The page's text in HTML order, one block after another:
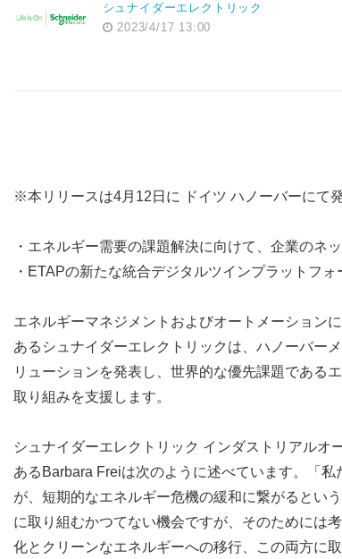
シュナイダーエレクトリック
2023/4/17 13:00
※本リリースは4月12日に ドイツ ハノーバーにて
・エネルギー需要の課題解決に向けて、企業のネ
・ETAPの新たな統合デジタルツインプラットフ
エネルギーマネジメントおよびオートメーション
あるシュナイダーエレクトリックは、ハノーバー
リューションを発表し、世界的な優先課題である
取り組みを支援します。
シュナイダーエレクトリック インダストリアル
あるBarbara Freiは次のように述べています。「
が、短期的なエネルギー危機の緩和に繋がるとい
に取り組むかつてない機会ですが、そのためには
化とクリーンなエネルギーへの移行、この両方に